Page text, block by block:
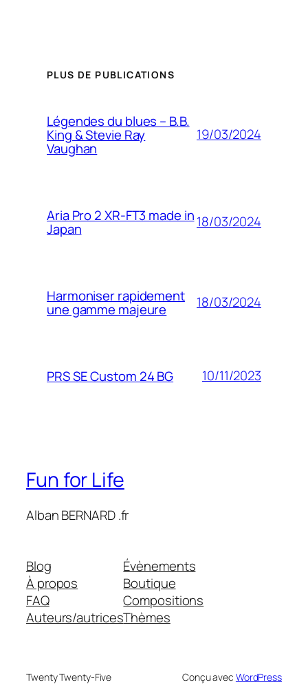
PLUS DE PUBLICATIONS
Légendes du blues – B.B.
King & Stevie Ray
Vaughan
19/03/2024
Aria Pro 2 XR-FT3 made in
Japan 18/03/2024
Harmoniser rapidement
une gamme majeure 18/03/2024
PRS SE Custom 24 BG 10/11/2023
Fun for Life
Alban BERNARD .fr
Blog
À propos
FAQ
Auteurs/autrices
Évènements
Boutique
Compositions
Thèmes
Twenty Twenty-Five Conçu avec WordPress